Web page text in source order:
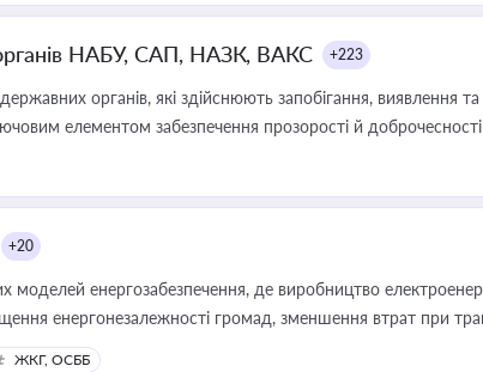
органів НАБУ, САП, НАЗК, ВАКС +223
органів, які здійснюють запобігання, виявлення та
елементом забезпечення прозорості й доброчесності
+20
моделей енергозабезпечення, де виробництво
енергонезалежності громад, зменшення втрат при
джерел
ЖКГ, ОСББ